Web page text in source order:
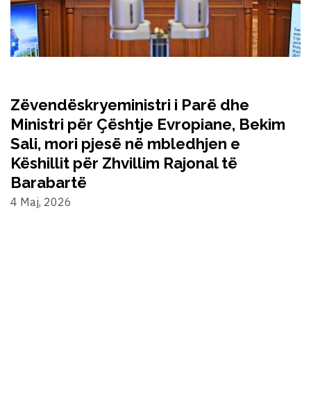
Zëvendëskryeministri i Parë dhe
Ministri për Çështje Evropiane, Bekim
Sali, mori pjesë në mbledhjen e
Këshillit për Zhvillim Rajonal të
Barabartë
4 Maj, 2026